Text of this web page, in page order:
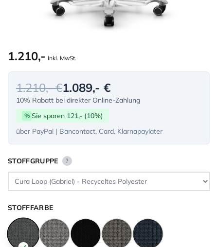
1.210,- Inkl. MwSt.
1.210,- €1.089,- €
10% Rabatt bei direkter Online-Zahlung
% Sie sparen 121,- (10%)
über PayPal | Bancontact, Card, Klarnapaylater
STOFFGRUPPE ?
STOFFFARBE